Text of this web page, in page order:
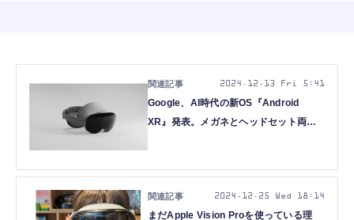
Google、AI時代の新OS『Android
XR』発表。メガネとヘッドセット両用
2024.12.13 Fri 5:41
まだApple Vision Proを使っている理
2024.12.25 Wed 18:14